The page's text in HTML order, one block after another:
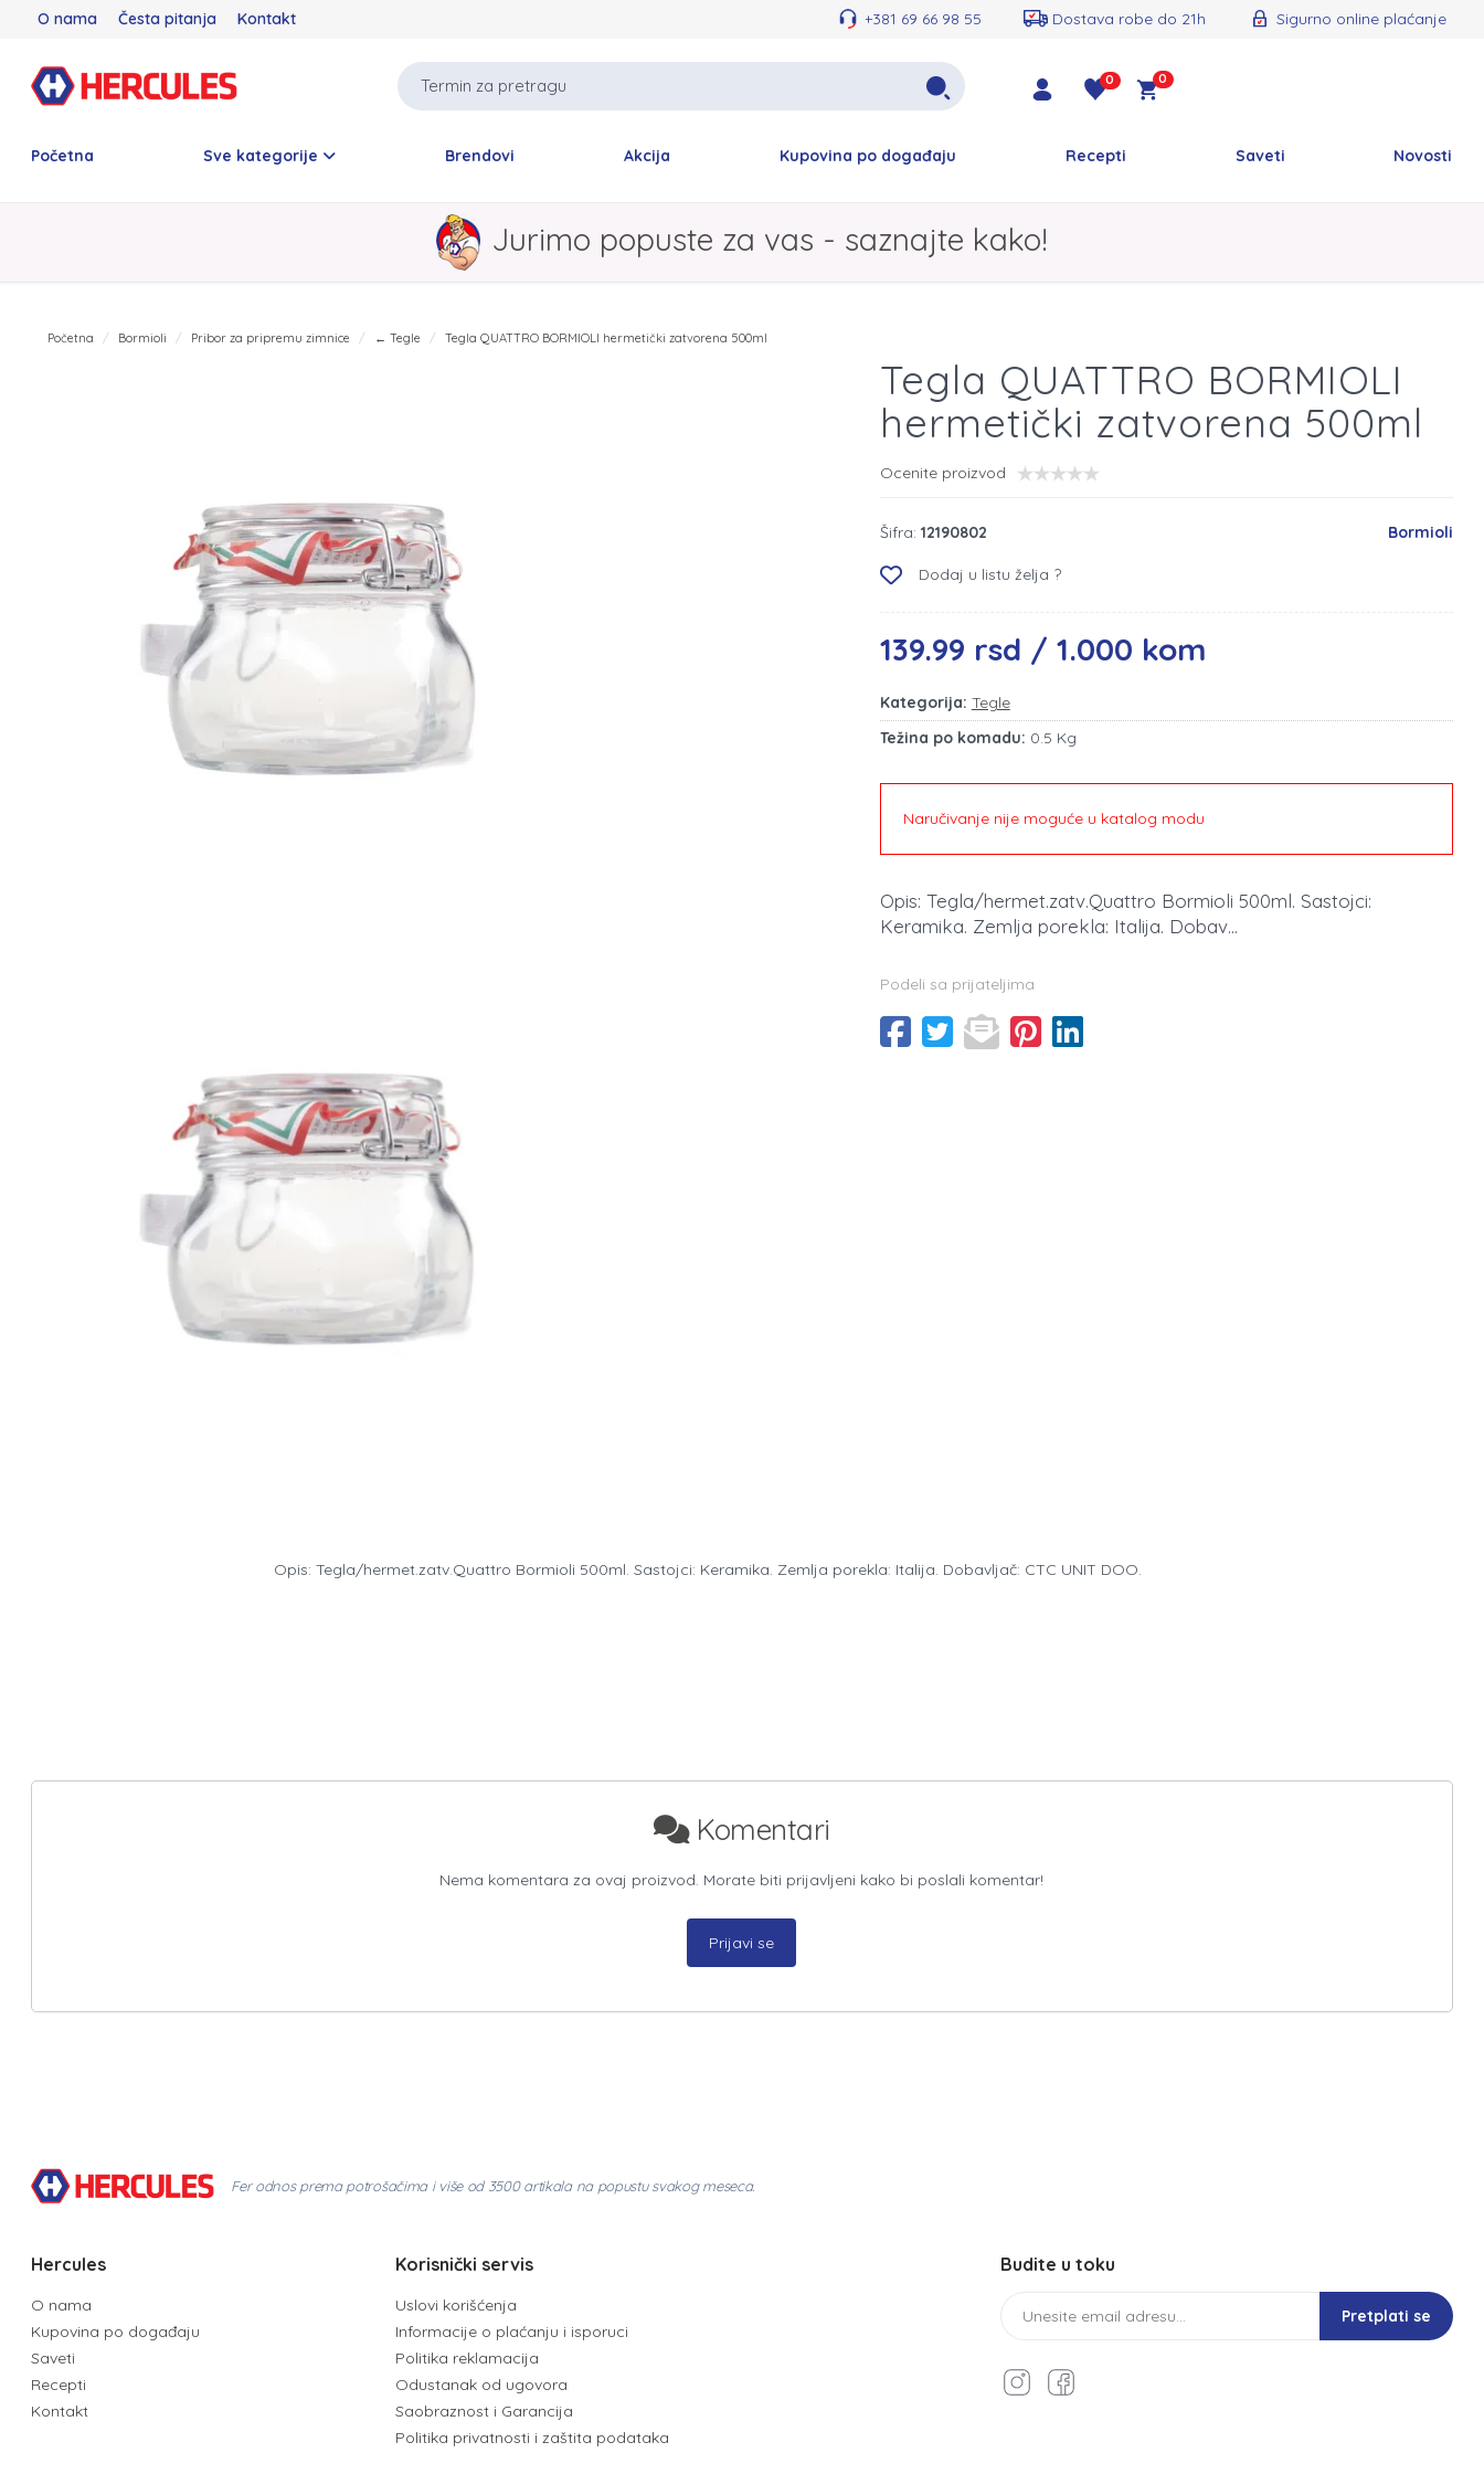
O nama Česta pitanja Kontakt +381 69 66 98 55 Dostava robe do 21h Sigurno online plaćanje
0 0
Početna Sve kategorije Brendovi Akcija Kupovina po događaju Recepti Saveti Novosti
Jurimo popuste za vas - saznajte kako!
Početna Bormioli Pribor za pripremu zimnice ← Tegle Tegla QUATTRO BORMIOLI hermetički zatvorena 500ml
Tegla QUATTRO BORMIOLI
hermetički zatvorena 500ml
Ocenite proizvod
Šifra: 12190802
Dodaj u listu želja ?
Bormioli
139.99 rsd / 1.000 kom
Kategorija: Tegle
Težina po komadu: 0.5 Kg
Naručivanje nije moguće u katalog modu
Opis: Tegla/hermet.zatv.Quattro Bormioli 500ml. Sastojci:
Keramika. Zemlja porekla: Italija. Dobav...
Podeli sa prijateljima
Opis: Tegla/hermet.zatv.Quattro Bormioli 500ml. Sastojci: Keramika. Zemlja porekla: Italija. Dobavljač: CTC UNIT DOO.
Komentari
Nema komentara za ovaj proizvod. Morate biti prijavljeni kako bi poslali komentar!
Prijavi se
Fer odnos prema potrošačima i više od 3500 artikala na popustu svakog meseca.
Hercules
O nama
Kupovina po događaju
Saveti
Recepti
Kontakt
Korisnički servis
Uslovi korišćenja
Informacije o plaćanju i isporuci
Politika reklamacija
Odustanak od ugovora
Saobraznost i Garancija
Politika privatnosti i zaštita podataka
Budite u toku
Pretplati se